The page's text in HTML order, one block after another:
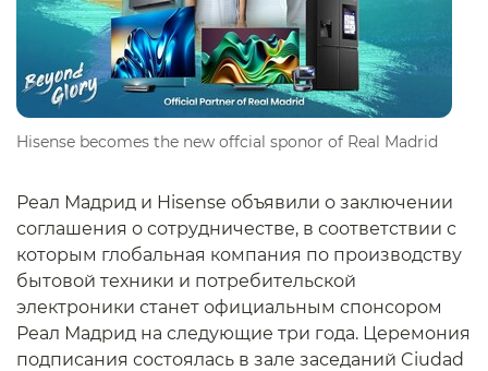
Hisense becomes the new offcial sponor of Real Madrid
Реал Мадрид и Hisense объявили о заключении
соглашения о сотрудничестве, в соответствии с
которым глобальная компания по производству
бытовой техники и потребительской
электроники станет официальным спонсором
Реал Мадрид на следующие три года. Церемония
подписания состоялась в зале заседаний Ciudad